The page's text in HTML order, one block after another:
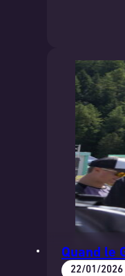
Quand le
22/01/2026